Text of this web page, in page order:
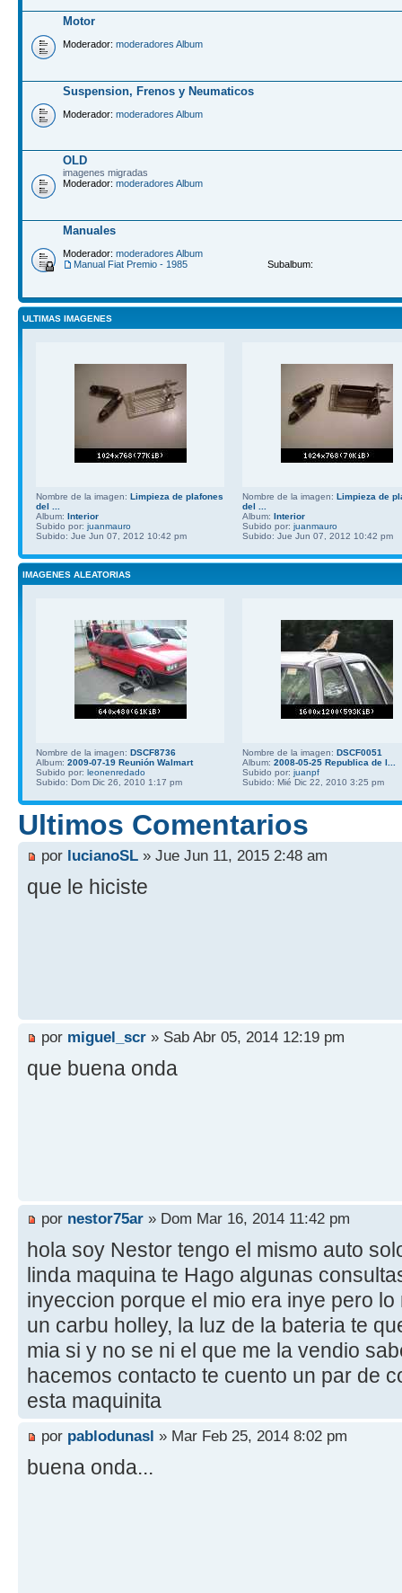
Motor
Moderador: moderadores Album
Suspension, Frenos y Neumaticos
Moderador: moderadores Album
OLD
imagenes migradas
Moderador: moderadores Album
Manuales
Moderador: moderadores Album
Subalbum:
Manual Fiat Premio - 1985
ULTIMAS IMAGENES
Nombre de la imagen: Limpieza de plafones
del ...
Album: Interior
Subido por: juanmauro
Subido: Jue Jun 07, 2012 10:42 pm
Nombre de la imagen: Limpieza de
del ...
Album: Interior
Subido por: juanmauro
Subido: Jue Jun 07, 2012 10:42 pm
IMAGENES ALEATORIAS
Nombre de la imagen: DSCF8736
Album: 2009-07-19 Reunión Walmart
Subido por: leonenredado
Subido: Dom Dic 26, 2010 1:17 pm
Nombre de la imagen: DSCF0051
Album: 2008-05-25 Republica de l...
Subido por: juanpf
Subido: Mié Dic 22, 2010 3:25 pm
Ultimos Comentarios
por lucianoSL » Jue Jun 11, 2015 2:48 am
que le hiciste
por miguel_scr » Sab Abr 05, 2014 12:19 pm
que buena onda
por nestor75ar » Dom Mar 16, 2014 11:42 pm
hola soy Nestor tengo el mismo auto
linda maquina te Hago algunas
inyeccion porque el mio era inye pero
un carbu holley, la luz de la bateria te
mia si y no se ni el que me la vendio
hacemos contacto te cuento un par de
esta maquinita
por pablodunasl » Mar Feb 25, 2014 8:02 pm
buena onda...